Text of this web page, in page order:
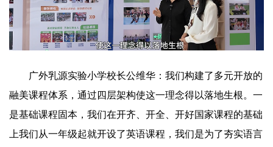
广外乳源实验小学校长公维华：我们构建了多元开放的
融美课程体系，通过四层架构使这一理念得以落地生根。一
是基础课程固本，我们在开齐、开全、开好国家课程的基础
上我们从一年级起就开设了英语课程，我们是为了夯实语言